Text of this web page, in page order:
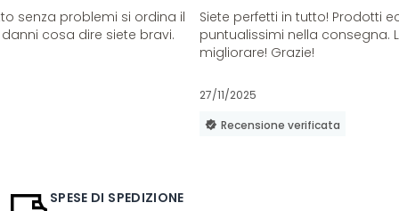
senza problemi si ordina il
cosa dire siete bravi.
Siete perfetti in tutto! Prodotti
puntualissimi nella consegna.
migliorare! Grazie!
27/11/2025
Recensione verificata
SPESE DI SPEDIZIONE